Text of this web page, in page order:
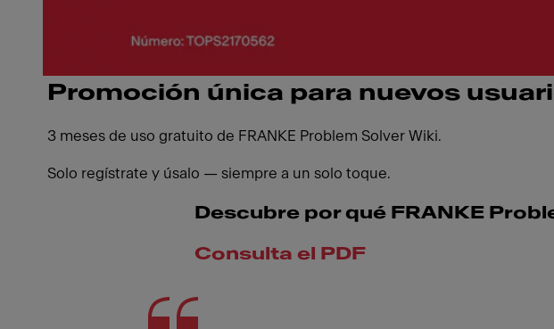
Promoción única para nuevos
3 meses de uso gratuito de FRANKE Problem Solver Wiki.
Solo regístrate y úsalo — siempre a un solo toque.
Descubre por qué FRANKE
Consulta el PDF